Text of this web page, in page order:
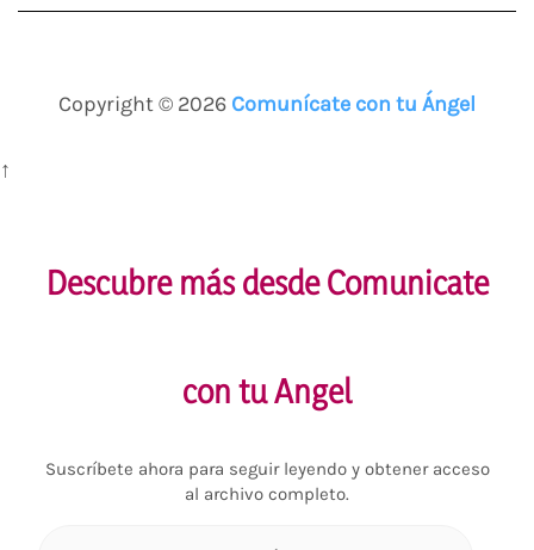
Copyright © 2026 Comunícate con tu Ángel
↑
Descubre más desde Comunicate
con tu Angel
Suscríbete ahora para seguir leyendo y obtener acceso
al archivo completo.